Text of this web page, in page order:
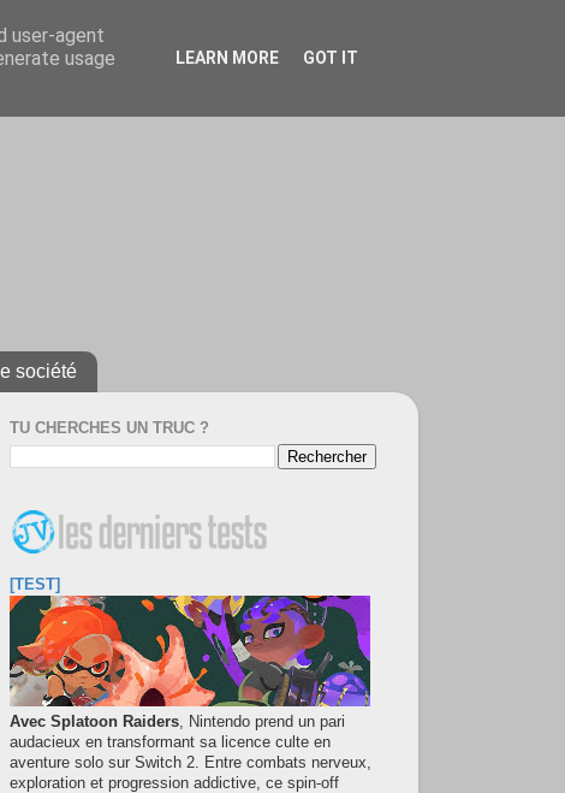
société
TU CHERCHES UN TRUC ?
[TEST]
Avec Splatoon Raiders, Nintendo prend un pari
audacieux en transformant sa licence culte en
aventure solo sur Switch 2. Entre combats nerveux,
exploration et progression addictive, ce spin-off
user-agent
usage
LEARN MORE GOT IT